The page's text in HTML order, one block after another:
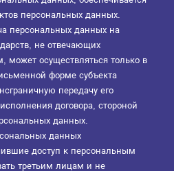
персональных данных.
персональных данных на
не отвечающих
может осуществляться только в
форме субъекта
передачу его
договора, стороной
данных.
данных
доступ к персональным
третьим лицам и не